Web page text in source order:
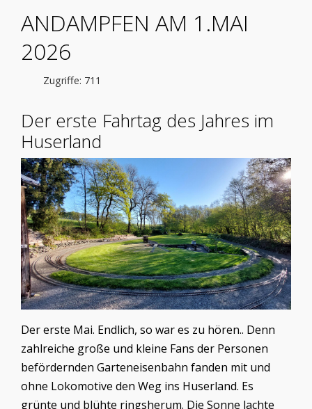
ANDAMPFEN AM 1.MAI
2026
Zugriffe: 711
Der erste Fahrtag des Jahres im
Huserland
Der erste Mai. Endlich, so war es zu hören.. Denn
zahlreiche große und kleine Fans der Personen
befördernden Garteneisenbahn fanden mit und
ohne Lokomotive den Weg ins Huserland. Es
grünte und blühte ringsherum. Die Sonne lachte